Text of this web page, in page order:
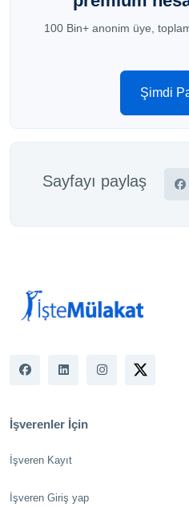
100 Bin+ anonim üye,
Şimdi
Sayfayı paylaş
İşverenler İçin
İşveren Kayıt
İşveren Giriş yap